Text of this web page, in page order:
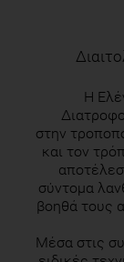
The total
beverages,
Armaud M.J.,
2011 (200):
Η
στην
και τον
σύντομα
βοηθά τους
Μέσα στις